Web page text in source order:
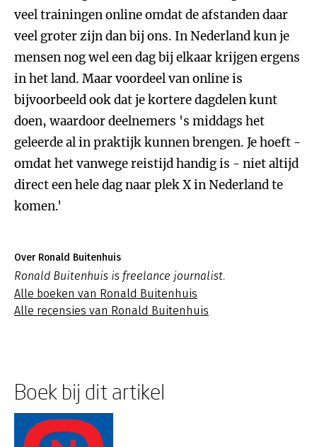
veel trainingen online omdat de afstanden daar
veel groter zijn dan bij ons. In Nederland kun je
mensen nog wel een dag bij elkaar krijgen ergens
in het land. Maar voordeel van online is
bijvoorbeeld ook dat je kortere dagdelen kunt
doen, waardoor deelnemers 's middags het
geleerde al in praktijk kunnen brengen. Je hoeft -
omdat het vanwege reistijd handig is - niet altijd
direct een hele dag naar plek X in Nederland te
komen.'
Over Ronald Buitenhuis
Ronald Buitenhuis is freelance journalist.
Alle boeken van Ronald Buitenhuis
Alle recensies van Ronald Buitenhuis
Boek bij dit artikel